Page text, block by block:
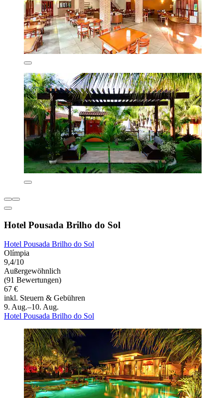
Hotel Pousada Brilho do Sol
Hotel Pousada Brilho do Sol
Olímpia
9,4/10
Außergewöhnlich
(91 Bewertungen)
67 €
inkl. Steuern & Gebühren
9. Aug.–10. Aug.
Hotel Pousada Brilho do Sol